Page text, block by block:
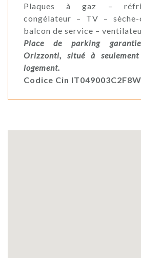
Plaques à gaz –
congélateur – TV –
balcon de service –
Place de parking
Orizzonti, situé à
logement.
Codice Cin